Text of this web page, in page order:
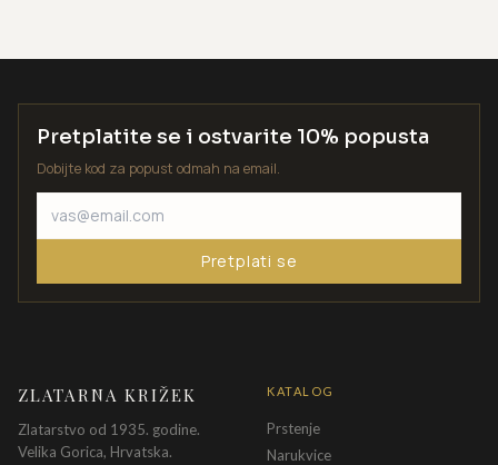
Pretplatite se i ostvarite 10% popusta
Dobijte kod za popust odmah na email.
Pretplati se
ZLATARNA KRIŽEK
Zlatarstvo od 1935. godine.
Velika Gorica, Hrvatska.
KATALOG
Prstenje
Narukvice